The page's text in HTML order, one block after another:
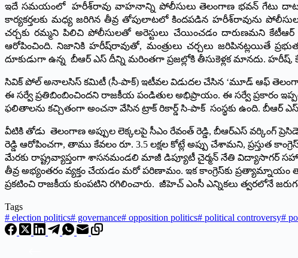
ఇదే స‌మ‌యంలో హరీశ్‌రావు వాహనాన్ని పోలీసులు తెలంగాణ భవన్ గేటు
కార్యకర్తలకు మధ్య జరిగిన తీవ్ర తోపులాటలో కింద‌ప‌డిన హరీశ్‌రావును
చర్చకు రమ్మని పిలిచి పోలీసులతో అరెస్టులు చేయించడం దారుణమని
ఆరోపించింది. నిజానికి హ‌రీష్‌రావుతో, మంత్రులు చ‌ర్చ‌లు జ‌రిపిన‌ట్ల‌యితే
దూకుడుగా ఉన్న బీఆర్ ఎస్ దీన్ని మ‌రింత‌గా ప్ర‌జ‌ల్లోకి తీసుకెళ్ల‌క మాన‌దు.
సివిక్ పోల్ అనాలసిస్ కమిటీ (సీ-పాక్‌) ఇటీవల విడుదల చేసిన ‘మూడ్ ఆఫ్ తెలంగాణ
ఈ సర్వే ప్రతిబింబించిందని రాజ‌కీయ పండితుల అభిప్రాయం. ఈ స‌ర్వే ప్ర‌కారం
ఫలితాలను కచ్చితంగా అంచనా వేసిన ట్రాక్ రికార్డ్ సి-పాక్ సంస్థకు ఉంది. బీఆర్
వీటికి తోడు తెలంగాణ అప్పుల లెక్కలపై సీఎం రేవంత్ రెడ్డి, బీఆర్ఎస్ వర్కింగ్
రెడ్డి ఆరోపించగా, తాము కేవలం రూ. 3.5 లక్షల కోట్లే అప్పు చేశామని, ప్రస్తుత
మేరకు రాష్ట్రవ్యాప్తంగా శాసనమండలి మాజీ డిప్యూటీ చైర్మన్ నేతి విద్యాసాగర్ సహా
తీవ్ర అభ్యంతరం వ్యక్తం చేయ‌డం మ‌రో ప‌రిణామం. ఇక కాంగ్రెస్‌కు
ప్ర‌క‌టించి రాజ‌కీయ కుంప‌టిని ర‌గిలించారు. జీహెచ్ ఎంసీ ఎన్నిక‌లు త్వ‌ర‌లోనే
Tags
# election politics# governance# opposition politics# political controversy#